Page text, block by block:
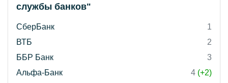
службы банков"
СберБанк
1
ВТБ
2
ББР Банк
3
Альфа-Банк
4 (+2)